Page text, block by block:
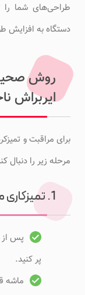
طراحی‌های شما را
دستگاه به افزایش
روش
ایربراش
برای مراقبت و
مرحله زیر را دنبال
1. تمیزکاری مخزن و قلم
پس از
پر کنید.
ماشه